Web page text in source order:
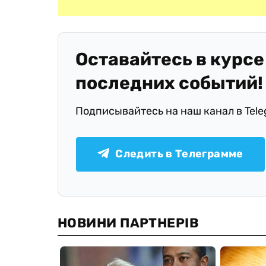
Оставайтесь в курсе
последних событий!
Подписывайтесь на наш канал в
Следить в Телеграмме